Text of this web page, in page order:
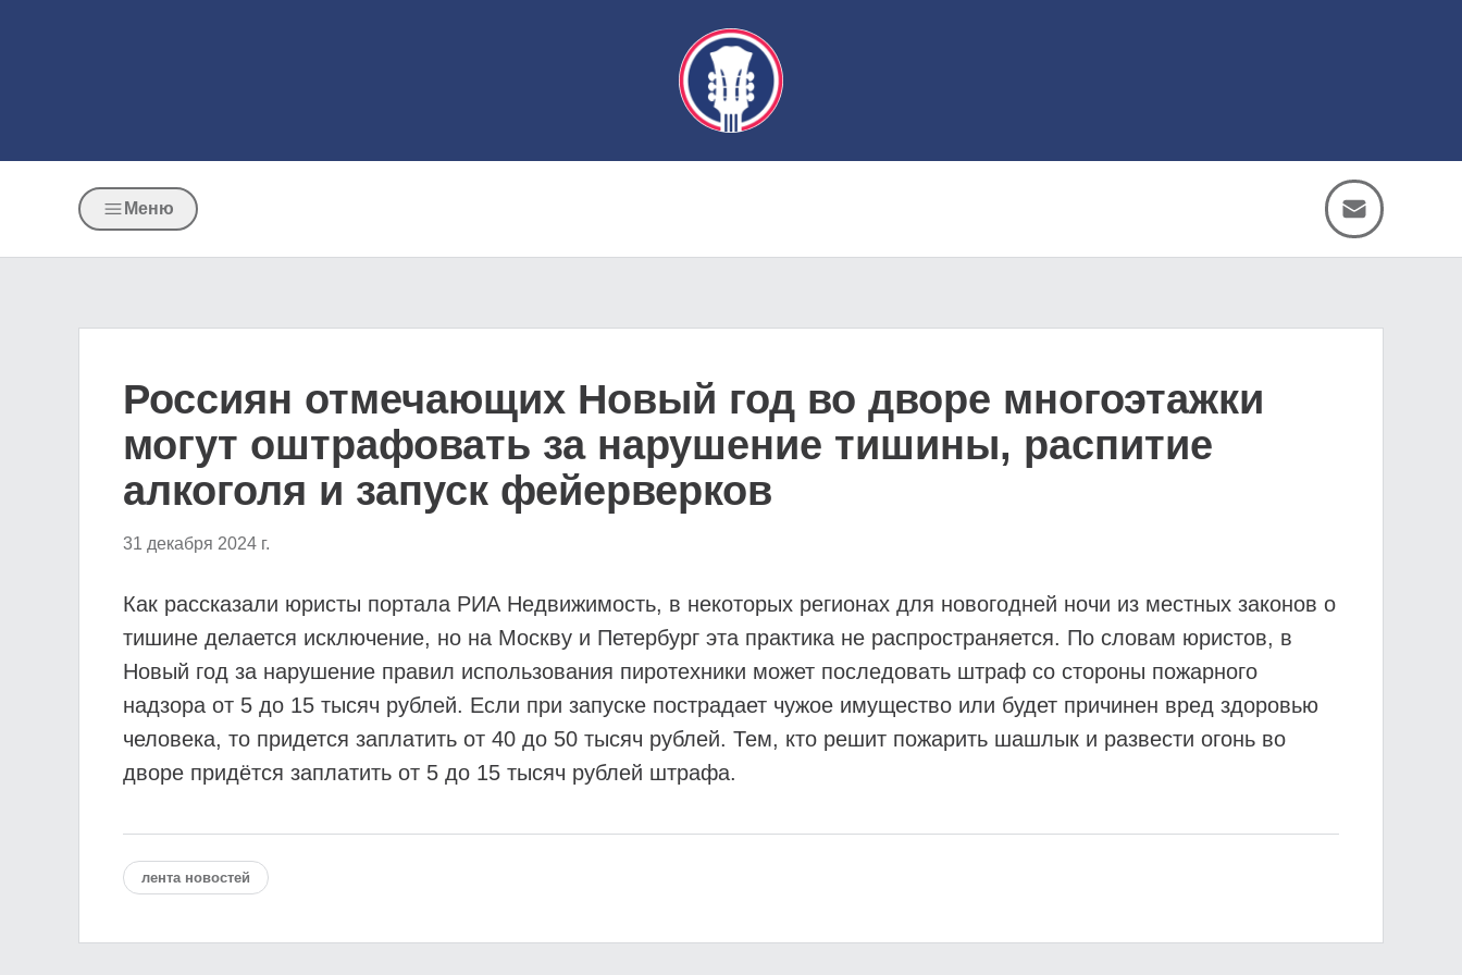
Меню
Россиян отмечающих Новый год во дворе многоэтажки
могут оштрафовать за нарушение тишины, распитие
алкоголя и запуск фейерверков
31 декабря 2024 г.
Как рассказали юристы портала РИА Недвижимость, в некоторых регионах для новогодней ночи из местных законов о
тишине делается исключение, но на Москву и Петербург эта практика не распространяется. По словам юристов, в
Новый год за нарушение правил использования пиротехники может последовать штраф со стороны пожарного
надзора от 5 до 15 тысяч рублей. Если при запуске пострадает чужое имущество или будет причинен вред здоровью
человека, то придется заплатить от 40 до 50 тысяч рублей. Тем, кто решит пожарить шашлык и развести огонь во
дворе придётся заплатить от 5 до 15 тысяч рублей штрафа.
лента новостей